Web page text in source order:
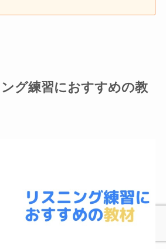
グ練習におすすめの教